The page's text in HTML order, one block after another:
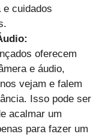
e cuidados
oferecem
e áudio,
vejam e falem
Isso pode ser
acalmar um
para fazer um